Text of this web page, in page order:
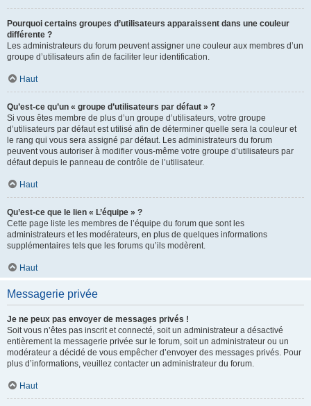
Pourquoi certains groupes d’utilisateurs apparaissent dans une couleur
différente ?
Les administrateurs du forum peuvent assigner une couleur aux membres d’un
groupe d’utilisateurs afin de faciliter leur identification.
Haut
Qu’est-ce qu’un « groupe d’utilisateurs par défaut » ?
Si vous êtes membre de plus d’un groupe d’utilisateurs, votre groupe
d’utilisateurs par défaut est utilisé afin de déterminer quelle sera la couleur et
le rang qui vous sera assigné par défaut. Les administrateurs du forum
peuvent vous autoriser à modifier vous-même votre groupe d’utilisateurs par
défaut depuis le panneau de contrôle de l’utilisateur.
Haut
Qu’est-ce que le lien « L’équipe » ?
Cette page liste les membres de l’équipe du forum que sont les
administrateurs et les modérateurs, en plus de quelques informations
supplémentaires tels que les forums qu’ils modèrent.
Haut
Messagerie privée
Je ne peux pas envoyer de messages privés !
Soit vous n’êtes pas inscrit et connecté, soit un administrateur a désactivé
entièrement la messagerie privée sur le forum, soit un administrateur ou un
modérateur a décidé de vous empêcher d’envoyer des messages privés. Pour
plus d’informations, veuillez contacter un administrateur du forum.
Haut